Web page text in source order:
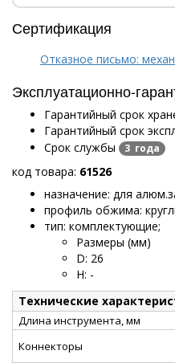
Сертификация
Отказное письмо:
Эксплуатационно-
Гарантийный срок
Гарантийный срок
Срок службы 3 года
код товара: 61526
назначение: для
профиль обжима:
тип: комплектующие;
Размеры (мм)
D: 26
H: -
Технические
Длина инструмента, мм
Коннекторы